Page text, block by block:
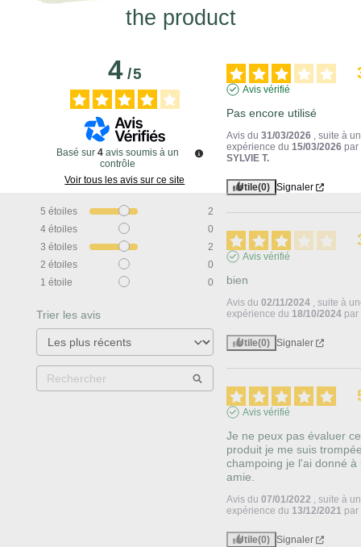
the product
4/5
Basé sur 4 avis soumis à un
contrôle
Voir tous les avis sur ce site
5 étoiles
2
4 étoiles
0
3 étoiles
2
2 étoiles
0
1 étoile 0
Trier les avis
Avis vérifié
Pas encore utilisé
Avis du31/03/2026 , suite à
expérience du15/03/2026 par
SYLVIE T.
Utile(0) Signaler
Avis vérifié
bien
Avis du02/11/2024 , suite à
expérience du 18/10/2024 par
Utile(0) Signaler
Avis vérifié
Je ne peux pas évaluer ce
produit je me suis
champoing je l'ai donné à
amie.
Avis du07/01/2022 , suite à
expérience du 13/12/2021 par
Utile(0) Signaler